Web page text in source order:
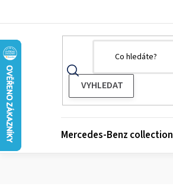
Mercedes-Benz collection